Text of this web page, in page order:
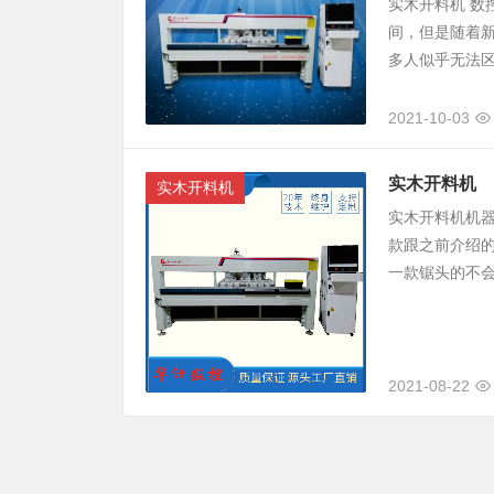
实木开料机 数
间，但是随着
多人似乎无法
2021-10-03
实木开料机 实木开料机
实木开料机机
款跟之前介绍
一款锯头的不
2021-08-22